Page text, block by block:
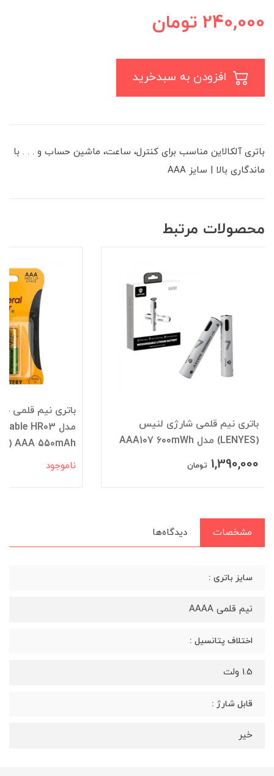
240,000 تومان
باتری آلکالاین مناسب برای کنترل، ساعت، ماشین حساب و . . . با
ماندگاری بالا | سایز AAA
محصولات مرتبط
مدل Ni-MH Rechargeable HR03
AAA 550mAh (کارتی 2 تایی)
ناموجود
97
AAA (کارتی 2 تایی)
مشخصات دیدگاه‌ها
سایز باتری :
نیم قلمی AAAA
اختلاف پتانسیل :
1.5 ولت
قابل شارژ :
خیر